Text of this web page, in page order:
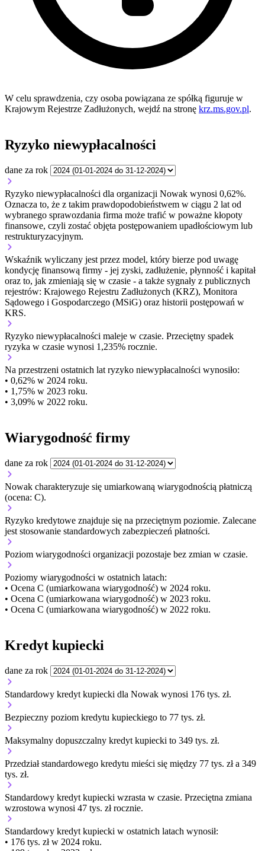
W celu sprawdzenia, czy osoba powiązana ze spółką figuruje w
Krajowym Rejestrze Zadłużonych, wejdź na stronę krz.ms.gov.pl.
Ryzyko niewypłacalności
dane za rok
Ryzyko niewypłacalności dla organizacji Nowak wynosi 0,62%.
Oznacza to, że z takim prawdopodobieństwem w ciągu 2 lat od
wybranego sprawozdania firma może trafić w poważne kłopoty
finansowe, czyli zostać objęta postępowaniem upadłościowym lub
restrukturyzacyjnym.
Wskaźnik wyliczany jest przez model, który bierze pod uwagę
kondycję finansową firmy - jej zyski, zadłużenie, płynność i kapitał
oraz to, jak zmieniają się w czasie - a także sygnały z publicznych
rejestrów: Krajowego Rejestru Zadłużonych (KRZ), Monitora
Sądowego i Gospodarczego (MSiG) oraz historii postępowań w
KRS.
Ryzyko niewypłacalności maleje w czasie. Przeciętny spadek
ryzyka w czasie wynosi 1,235% rocznie.
Na przestrzeni ostatnich lat ryzyko niewypłacalności wynosiło:
• 0,62% w 2024 roku.
• 1,75% w 2023 roku.
• 3,09% w 2022 roku.
Wiarygodność firmy
dane za rok
Nowak charakteryzuje się umiarkowaną wiarygodnością płatniczą
(ocena: C).
Ryzyko kredytowe znajduje się na przeciętnym poziomie. Zalecane
jest stosowanie standardowych zabezpieczeń płatności.
Poziom wiarygodności organizacji pozostaje bez zmian w czasie.
Poziomy wiarygodności w ostatnich latach:
• Ocena C (umiarkowana wiarygodność) w 2024 roku.
• Ocena C (umiarkowana wiarygodność) w 2023 roku.
• Ocena C (umiarkowana wiarygodność) w 2022 roku.
Kredyt kupiecki
dane za rok
Standardowy kredyt kupiecki dla Nowak wynosi 176 tys. zł.
Bezpieczny poziom kredytu kupieckiego to 77 tys. zł.
Maksymalny dopuszczalny kredyt kupiecki to 349 tys. zł.
Przedział standardowego kredytu mieści się między 77 tys. zł a 349
tys. zł.
Standardowy kredyt kupiecki wzrasta w czasie. Przeciętna zmiana
wzrostowa wynosi 47 tys. zł rocznie.
Standardowy kredyt kupiecki w ostatnich latach wynosił:
• 176 tys. zł w 2024 roku.